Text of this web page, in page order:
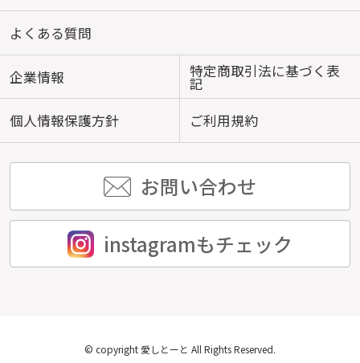
よくある質問
企業情報 特定商取引法に基づく表
記
個人情報保護方針
ご利用規約
お問い合わせ
instagramもチェック
© copyright 愛しとーと All Rights Reserved.